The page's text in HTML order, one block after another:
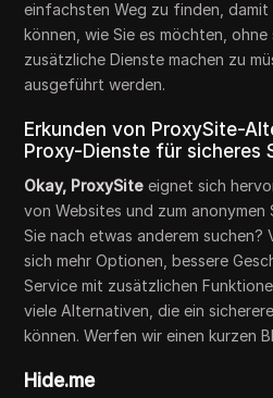
einfachsten Weg zu finden,
können, wie Sie es möchten,
zusätzliche Dienste machen zu
ausgeführt werden.
Erkunden von ProxySite-
Proxy-Dienste für sicheres
Okay, ProxySite eignet sich
von Websites und zum
Sie nach etwas anderem suchen?
sich mehr Optionen, bessere
Service mit zusätzlichen
viele Alternativen, die ein
können. Werfen wir einen kurzen
Hide.me